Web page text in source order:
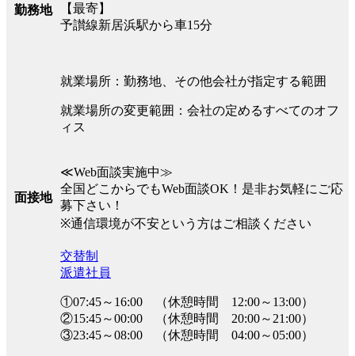
勤務地
【最寄】
予讃線新居浜駅から車15分
就業場所：勤務地、その他会社が指定する範囲
就業場所の変更範囲：会社の定めるすべてのオフ
ィス
面接地
≪Web面談実施中≫
全国どこからでもWeb面談OK！是非お気軽にご応
募下さい！
※通信環境が不安という方はご相談ください
交替制
派遣社員
①07:45～16:00 （休憩時間 12:00～13:00）
②15:45～00:00 （休憩時間 20:00～21:00）
③23:45～08:00 （休憩時間 04:00～05:00）